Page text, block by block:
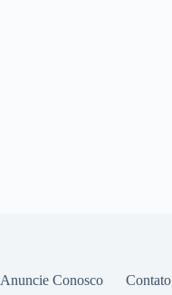
Anuncie Conosco Contato